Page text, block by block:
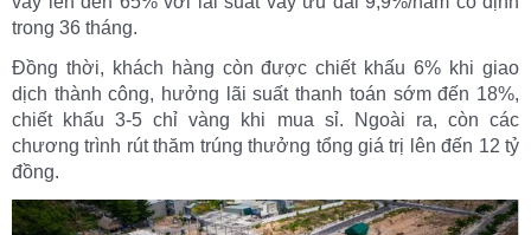
trong 36 tháng.
Đồng thời, khách hàng còn được chiết khấu 6% khi giao
dịch thành công, hưởng lãi suất thanh toán sớm đến 18%,
chiết khấu 3-5 chỉ vàng khi mua sỉ. Ngoài ra, còn các
chương trình rút thăm trúng thưởng tổng giá trị lên đến 12 tỷ
đồng.